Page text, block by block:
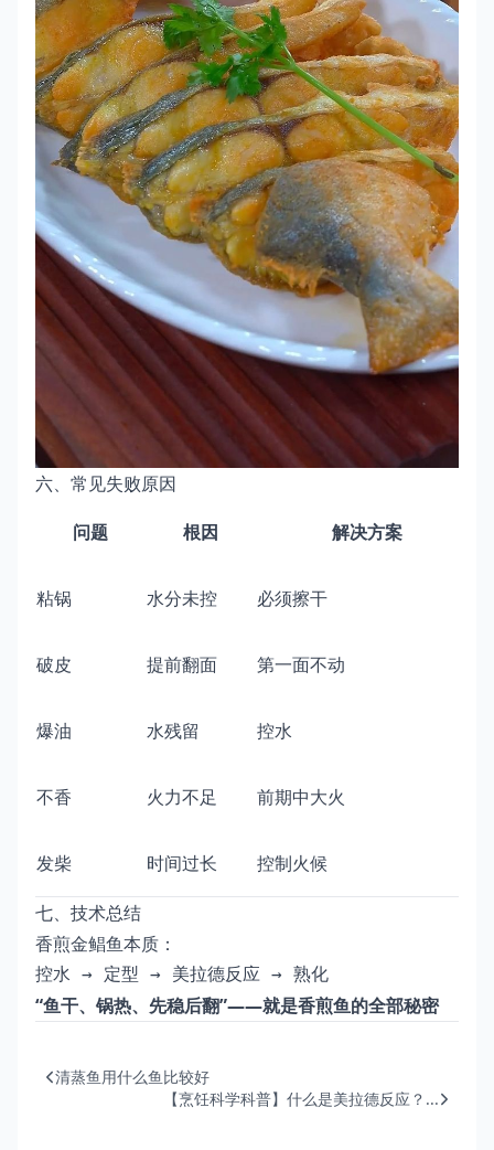
六、常见失败原因
问题
根因 解决方案
粘锅 水分未控 必须擦干
破皮 提前翻面 第一面不动
爆油 水残留 控水
不香 火力不足 前期中大火
发柴 时间过长 控制火候
七、技术总结
香煎金鲳鱼本质：
控水 → 定型 → 美拉德反应 → 熟化
“鱼干、锅热、先稳后翻”——就是香煎鱼的全部秘密
清蒸鱼用什么鱼比较好
【烹饪科学科普】什么是美拉德反应？...